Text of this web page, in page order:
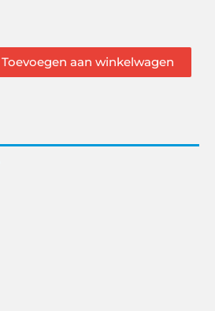
Toevoegen aan winkelwagen